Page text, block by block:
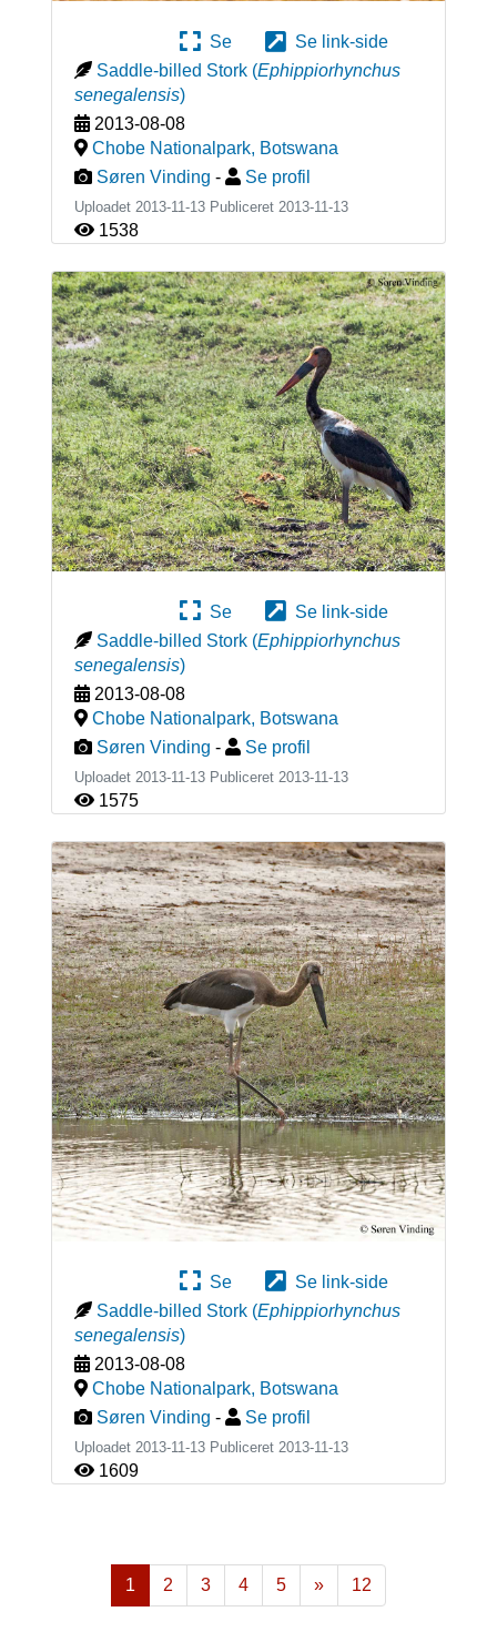
Se
Se link-side
Saddle-billed Stork (Ephippiorhynchus
senegalensis)
2013-08-08
Chobe Nationalpark, Botswana
Søren Vinding - Se profil
Uploadet 2013-11-13 Publiceret 2013-11-13
1538
Se
Se link-side
Saddle-billed Stork (Ephippiorhynchus
senegalensis)
2013-08-08
Chobe Nationalpark, Botswana
Søren Vinding - Se profil
Uploadet 2013-11-13 Publiceret 2013-11-13
1575
Se
Se link-side
Saddle-billed Stork (Ephippiorhynchus
senegalensis)
2013-08-08
Chobe Nationalpark, Botswana
Søren Vinding - Se profil
Uploadet 2013-11-13 Publiceret 2013-11-13
1609
1 2 3 4 5
»
Næste
12